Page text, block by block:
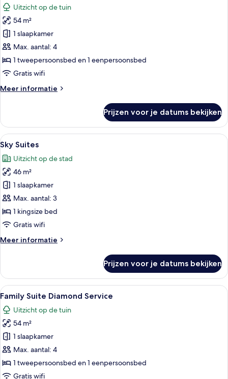
voor
Family
Suite
laden
Uitzicht op de tuin
54 m²
1 slaapkamer
Max. aantal: 4
1 tweepersoonsbed en 1 eenpersoonsbed
Gratis wifi
Meer informatie
Meer
Suite
Prijzen voor je datums bekijken
Alle
foto's
voor
Sky
Suites
laden
Luxe beddengoed, een gratis
6
Sky Suites
Uitzicht op de stad
46 m²
1 slaapkamer
Max. aantal: 3
1 kingsize bed
Gratis wifi
Meer informatie
Meer
Suites
Prijzen voor je datums bekijken
Alle
foto's
voor
Family
Suite
Diamond
Service
laden
Luxe beddengoed, een gratis
1
Family Suite Diamond Service
Uitzicht op de tuin
54 m²
1 slaapkamer
Max. aantal: 4
1 tweepersoonsbed en 1 eenpersoonsbed
Gratis wifi